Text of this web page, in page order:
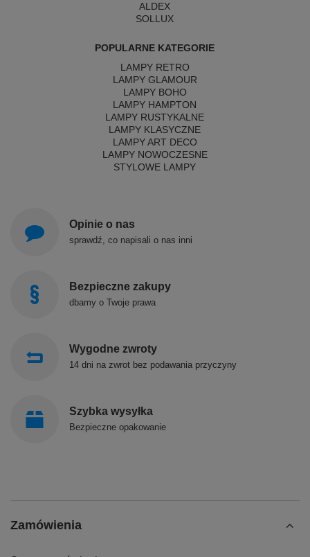
ALDEX
SOLLUX
POPULARNE KATEGORIE
LAMPY RETRO
LAMPY GLAMOUR
LAMPY BOHO
LAMPY HAMPTON
LAMPY RUSTYKALNE
LAMPY KLASYCZNE
LAMPY ART DECO
LAMPY NOWOCZESNE
STYLOWE LAMPY
Opinie o nas
sprawdź, co napisali o nas inni
Bezpieczne zakupy
dbamy o Twoje prawa
Wygodne zwroty
14 dni na zwrot bez podawania przyczyny
Szybka wysyłka
Bezpieczne opakowanie
Zamówienia